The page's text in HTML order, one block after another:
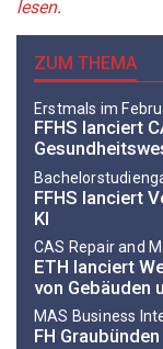
lesen.
ZUM THEMA
Erstmals im
FFHS lanciert
FFHS lanciert
KI
CAS Repair and
ETH lanciert
von Gebäuden
MAS Business
FH